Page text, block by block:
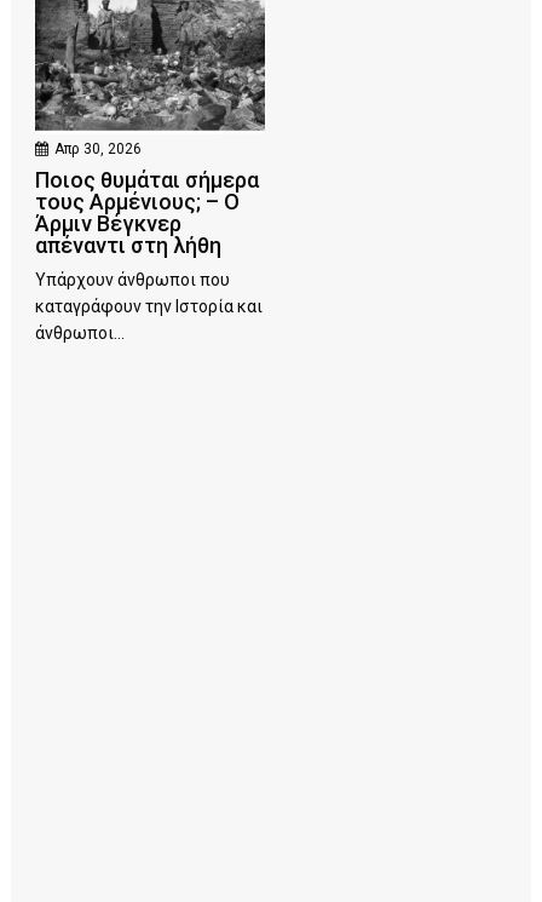
Απρ 30, 2026
Ποιος θυμάται σήμερα
τους Αρμένιους; – Ο
Άρμιν Βέγκνερ
απέναντι στη λήθη
Υπάρχουν άνθρωποι που
καταγράφουν την Ιστορία και
άνθρωποι...